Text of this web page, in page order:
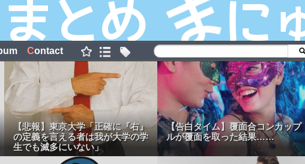
Contact
【悲報】東京大学「正確に『右』
の定義を言える者は我が大学の学
生でも滅多にいない」
【告白タイム】覆面合コンカップ
ルが覆面を取った結果……